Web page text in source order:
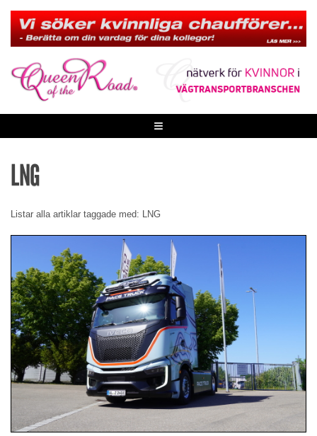
content
≡
LNG
Listar alla artiklar taggade med: LNG